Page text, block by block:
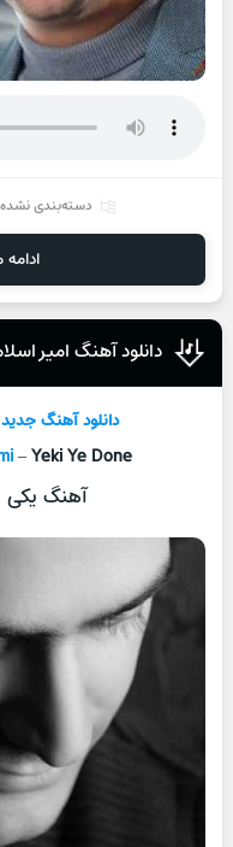
دسته‌بندی نشده
دانلود آهنگ امیر
دانلود آهنگ جدید
–Yeki Ye Done
آهنگ یکی